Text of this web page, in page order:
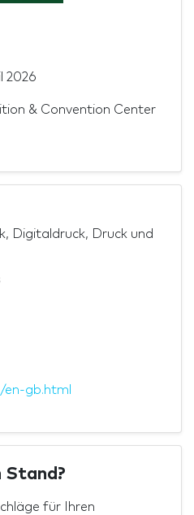
2026
& Convention Center
Digitaldruck, Druck und
gb.html
Stand?
für Ihren